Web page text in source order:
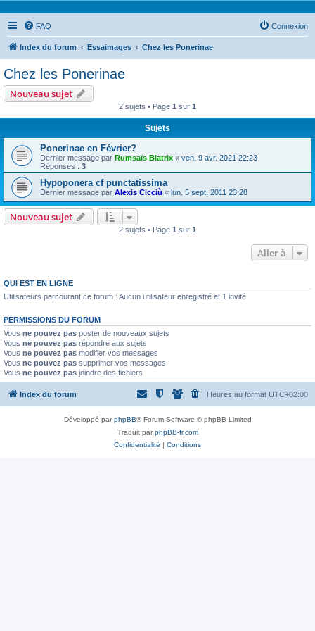
FAQ Connexion
Index du forum Essaimages Chez les Ponerinae
Chez les Ponerinae
Nouveau sujet
2 sujets • Page 1 sur 1
Sujets
Ponerinae en Février?
Dernier message par Rumsaïs Blatrix « ven. 9 avr. 2021 22:23
Réponses : 3
Hypoponera cf punctatissima
Dernier message par Alexis Cicciù « lun. 5 sept. 2011 23:28
Nouveau sujet
2 sujets • Page 1 sur 1
Aller à
QUI EST EN LIGNE
Utilisateurs parcourant ce forum : Aucun utilisateur enregistré et 1 invité
PERMISSIONS DU FORUM
Vous ne pouvez pas poster de nouveaux sujets
Vous ne pouvez pas répondre aux sujets
Vous ne pouvez pas modifier vos messages
Vous ne pouvez pas supprimer vos messages
Vous ne pouvez pas joindre des fichiers
Index du forum Heures au format UTC+02:00
Développé parphpBB® Forum Software © phpBB Limited
Traduit parphpBB-fr.com
Confidentialité | Conditions